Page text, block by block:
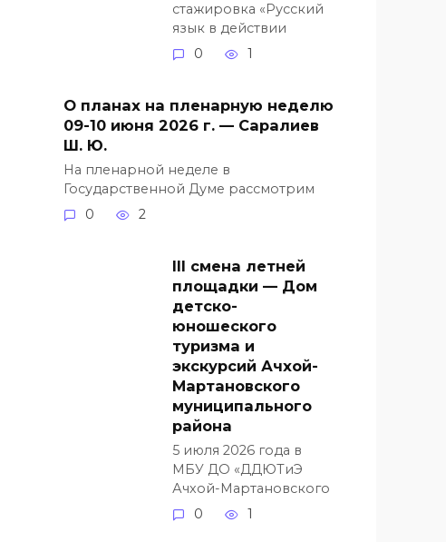
стажировка «Русский
язык в действии
0
1
О планах на пленарную неделю
09-10 июня 2026 г. — Саралиев
Ш. Ю.
На пленарной неделе в
Государственной Думе рассмотрим
0
2
III смена летней
площадки — Дом
детско-
юношеского
туризма и
экскурсий Ачхой-
Мартановского
муниципального
района
5 июля 2026 года в
МБУ ДО «ДДЮТиЭ
Ачхой-Мартановского
0
1